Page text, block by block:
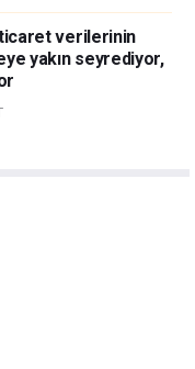
ticaret verilerinin
yakın seyrediyor,